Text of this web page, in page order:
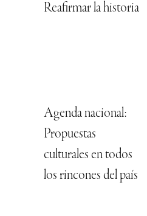
Reafirmar la historia
Agenda nacional:
Propuestas
culturales en todos
los rincones del país